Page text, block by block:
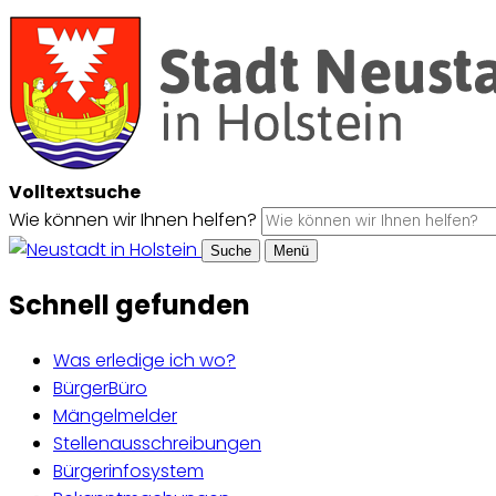
Volltextsuche
Wie können wir Ihnen helfen?
Suche
Menü
Schnell gefunden
Was erledige ich wo?
BürgerBüro
Mängelmelder
Stellenausschreibungen
Bürgerinfosystem